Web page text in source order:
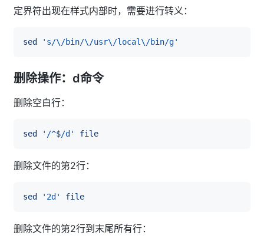
定界符出现在样式内部时，需要进行转义：
sed 's/\/bin/\/usr\/local\/bin/g'
删除操作：d命令
删除空白行：
sed '/^$/d' file
删除文件的第2行：
sed '2d' file
删除文件的第2行到末尾所有行：